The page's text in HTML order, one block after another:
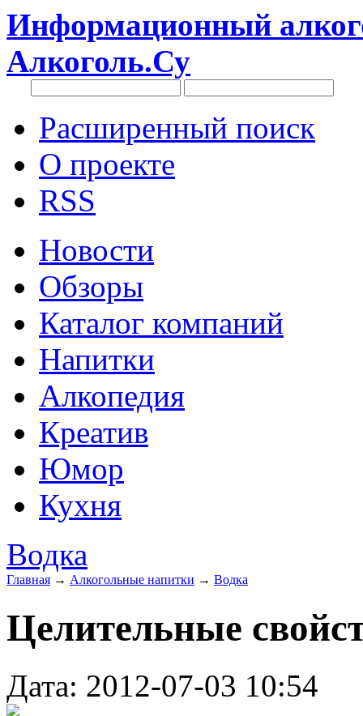
Информационный
Алкоголь.Су
Расширенный поиск
О проекте
RSS
Новости
Обзоры
Каталог компаний
Напитки
Алкопедия
Креатив
Юмор
Кухня
Водка
Главная → Алкогольные напитки → Водка
Целительные
Дата: 2012-07-03 10:54